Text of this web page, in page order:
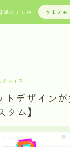
理のメモ帳 うまメモ
タマイズ
デザインが
タム】